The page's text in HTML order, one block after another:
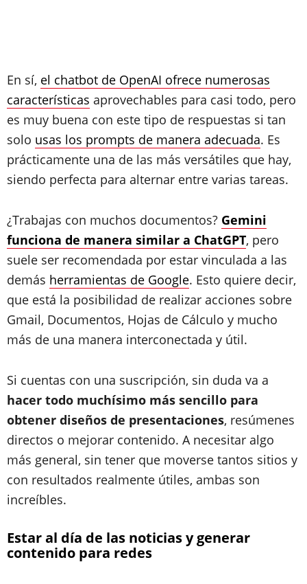
En sí, el chatbot de OpenAI ofrece numerosas
características aprovechables para casi todo, pero
es muy buena con este tipo de respuestas si tan
solo usas los prompts de manera adecuada. Es
prácticamente una de las más versátiles que hay,
siendo perfecta para alternar entre varias tareas.
¿Trabajas con muchos documentos? Gemini
funciona de manera similar a ChatGPT, pero
suele ser recomendada por estar vinculada a las
demás herramientas de Google. Esto quiere decir,
que está la posibilidad de realizar acciones sobre
Gmail, Documentos, Hojas de Cálculo y mucho
más de una manera interconectada y útil.
Si cuentas con una suscripción, sin duda va a
hacer todo muchísimo más sencillo para
obtener diseños de presentaciones, resúmenes
directos o mejorar contenido. A necesitar algo
más general, sin tener que moverse tantos sitios y
con resultados realmente útiles, ambas son
increíbles.
Estar al día de las noticias y generar
contenido para redes